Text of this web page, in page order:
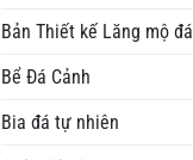
Bản Thiết kế Lăng mộ đá
Bể Đá Cảnh
Bia đá tự nhiên